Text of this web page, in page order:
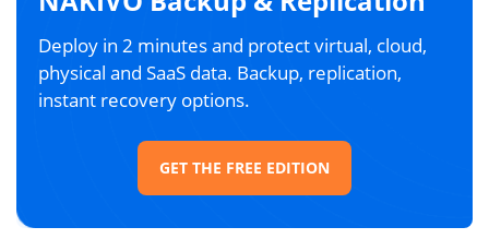
Deploy in 2 minutes and protect virtual, cloud,
physical and SaaS data. Backup, replication,
instant recovery options.
GET THE FREE EDITION